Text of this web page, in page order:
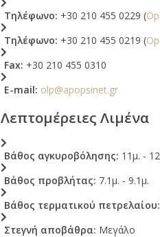
Τηλέφωνο: +30 210 455 0229 (
Τηλέφωνο: +30 210 455 0219 (
Fax: +30 210 455 0310
E-mail: olp@apopsinet.gr
Λεπτομέρειες Λιμένα
Βάθος αγκυροβόλησης: 11μ. -
Βάθος προβλήτας: 7.1μ. - 9.1μ.
Βάθος τερματικού πετρελαίου:
Στεγνή αποβάθρα: Μεγάλο